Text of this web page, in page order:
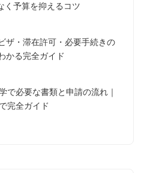
く予算を抑えるコツ
ザ・滞在許可・必要手続きの
かる完全ガイド
で必要な書類と申請の流れ｜
完全ガイド